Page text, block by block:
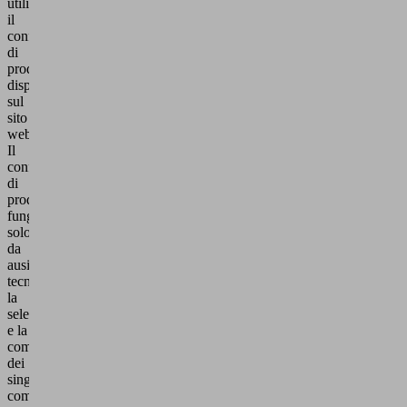
il
configuratore
di
prodotto
disponibile
sul
sito
web.
Il
configuratore
di
prodotto
funge
solo
da
ausilio
tecnico;
la
selezione
e la
combinazione
dei
singoli
componenti